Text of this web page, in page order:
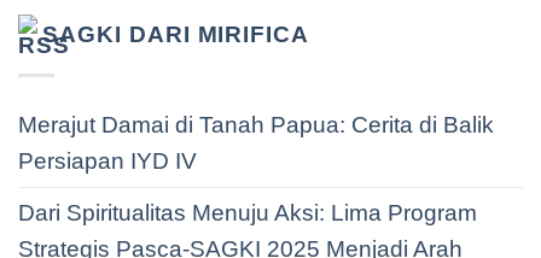
SAGKI DARI MIRIFICA
Merajut Damai di Tanah Papua: Cerita di Balik
Persiapan IYD IV
Dari Spiritualitas Menuju Aksi: Lima Program
Strategis Pasca-SAGKI 2025 Menjadi Arah